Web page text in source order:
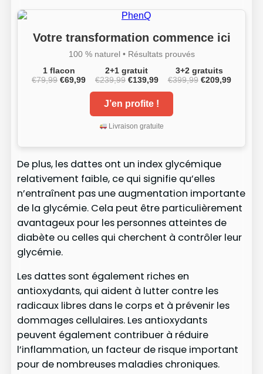
Votre transformation commence ici
100 % naturel • Résultats prouvés
1 flacon
€79,99 €69,99
2+1 gratuit
€239,99 €139,99
3+2 gratuits
€399,99 €209,99
J’en profite !
Livraison gratuite
De plus, les dattes ont un index glycémique
relativement faible, ce qui signifie qu’elles
n’entraînent pas une augmentation importante
de la glycémie. Cela peut être particulièrement
avantageux pour les personnes atteintes de
diabète ou celles qui cherchent à contrôler leur
glycémie.
Les dattes sont également riches en
antioxydants, qui aident à lutter contre les
radicaux libres dans le corps et à prévenir les
dommages cellulaires. Les antioxydants
peuvent également contribuer à réduire
l’inflammation, un facteur de risque important
pour de nombreuses maladies chroniques.